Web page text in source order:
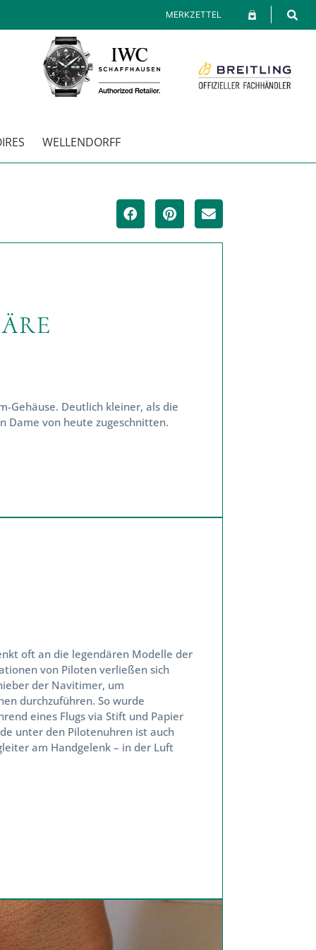
MERKZETTEL
WELLENDORFF
Deutlich kleiner, als die
von heute zugeschnitten.
oft an die legendären Modelle der
von Piloten verließen sich
der Navitimer, um
durchzuführen. So wurde
eines Flugs via Stift und Papier
unter den Pilotenuhren ist auch
am Handgelenk – in der Luft